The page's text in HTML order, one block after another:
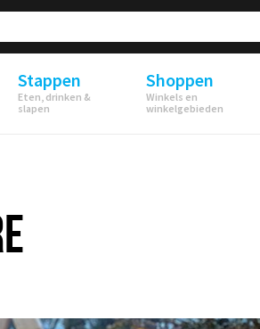
Stappen
Eten, drinken &
slapen
Shoppen
Winkels en
winkelgebieden